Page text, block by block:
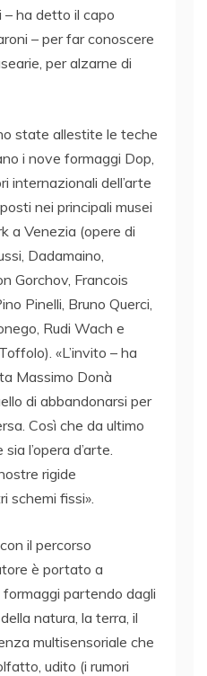
ha detto il capo
– per far conoscere
per alzarne di
state allestite le teche
i nove formaggi Dop,
internazionali dell’arte
nei principali musei
a Venezia (opere di
Dadamaino,
Gorchov, Francois
Pinelli, Bruno Querci,
Rudi Wach e
«L’invito – ha
Massimo Donà
di abbandonarsi per
Così che da ultimo
l’opera d’arte.
rigide
schemi fissi».
il percorso
è portato a
partendo dagli
natura, la terra, il
multisensoriale che
udito (i rumori